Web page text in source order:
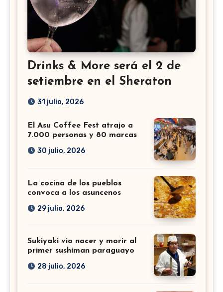
Drinks & More será el 2 de
setiembre en el Sheraton
31 julio, 2026
El Asu Coffee Fest atrajo a
7.000 personas y 80 marcas
30 julio, 2026
La cocina de los pueblos
convoca a los asuncenos
29 julio, 2026
Sukiyaki vio nacer y morir al
primer sushiman paraguayo
28 julio, 2026